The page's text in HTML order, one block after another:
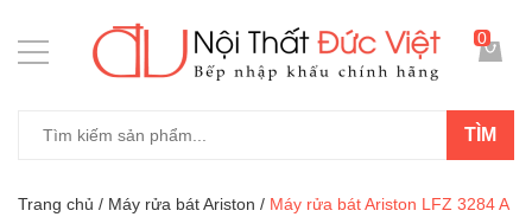
TÌM
0
Trang chủ / Máy rửa bát Ariston / Máy rửa bát Ariston LFZ 3284 A